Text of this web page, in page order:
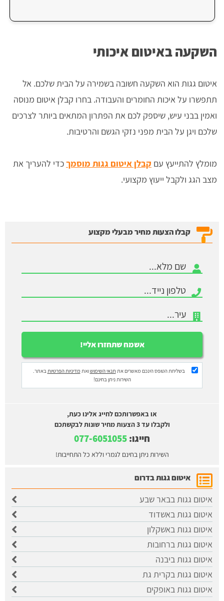
השקעה באיטום איכותי
איטום גגות הוא השקעה חשובה בשמירה על הבית שלכם. אל
תתפשרו על איכות החומרים והעבודה. בחרו קבלן איטום מנוסה
ואמין בבני עיש, שיספק לכם את הפתרון המתאים ביותר לצרכים
שלכם ויגן על הבית מפני נזקי הגשם והרטיבות.
מומלץ להתייעץ עם קבלן איטום גגות מוסמךכדי להעריך את
מצב הגג ולקבל ייעוץ מקצועי.
קבלו הצעות מחיר מבעלי מקצוע
בשליחת הטופס הינכם מאשרים את תנאי השימושואת מדיניות הפרטיותבאתר.
השירות ניתן בחינם!
או באפשרותכם לחייג אלינו כעת,
ולקבלו עד 3 הצעות מחיר שונות לבקשתכם
חייגו:
השירות ניתן בחינם לגמרי וללא כל התחייבות!
איטום גגות בדרום
איטום גגות בבאר שבע
איטום גגות באשדוד
איטום גגות באשקלון
איטום גגות ברחובות
איטום גגות ביבנה
איטום גגות בקרית גת
איטום גגות באופקים